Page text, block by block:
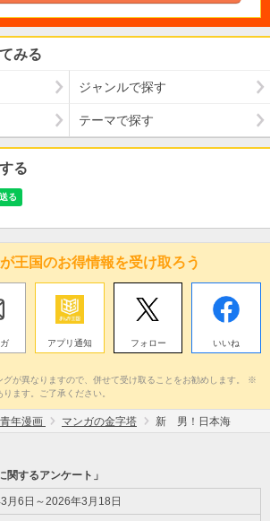
みる
ジャンルで探す
テーマで探す
る
王国のお得情報を受け取ろう
アプリ通知 フォロー いいね
が異なりますので、併せて受け取ることをお勧めします。 ※
ます。ご了承ください。
青年漫画 マンガの金字塔 新 男！日本海
関するアンケート」
月6日～2026年3月18日